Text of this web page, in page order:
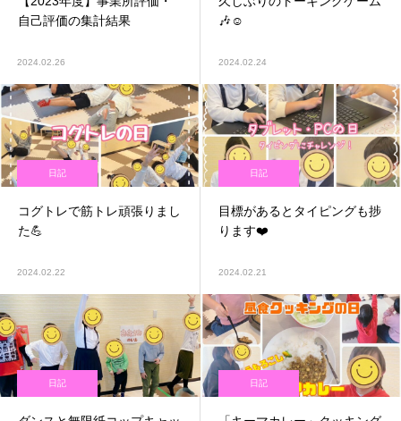
自己評価の集計結果
2024.02.26
🎶☺️
2024.02.24
日記
コグトレで筋トレ頑張りまし
た💪
2024.02.22
日記
目標があるとタイピングも捗
ります❤️
2024.02.21
日記 日記